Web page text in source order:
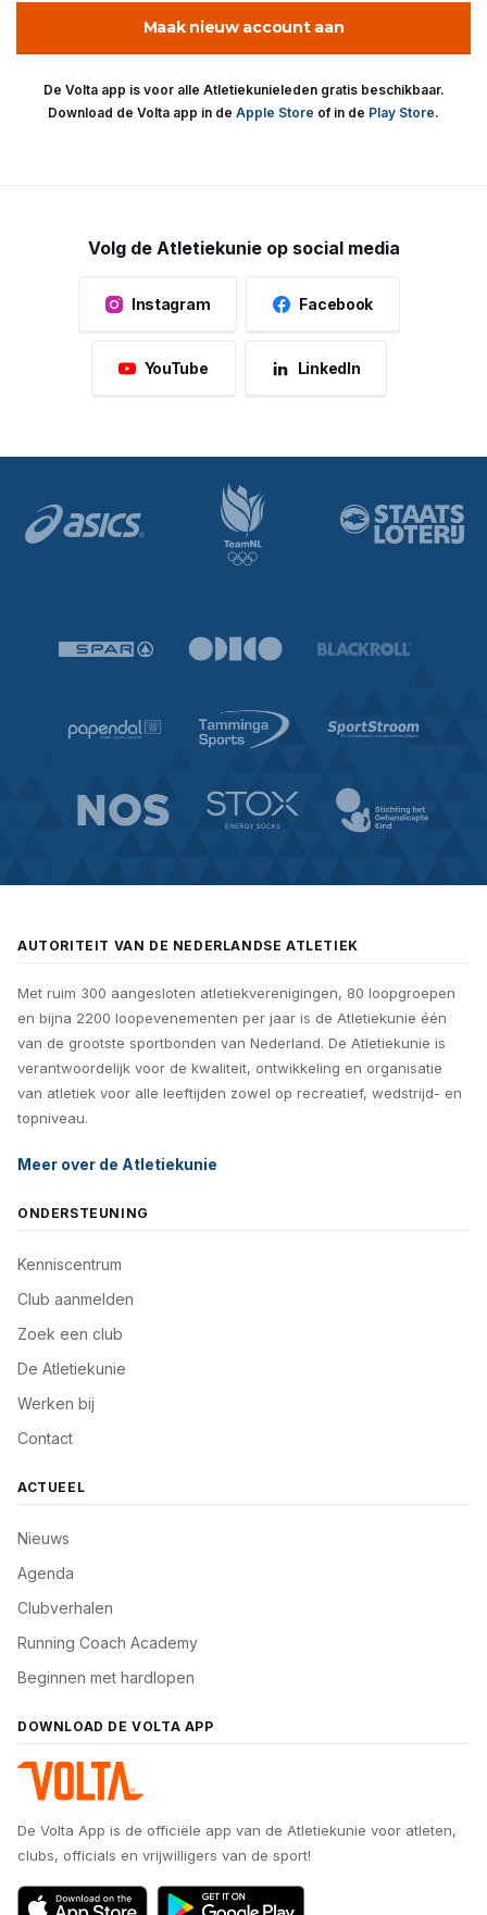
Maak nieuw account aan
De Volta app is voor alle Atletiekunieleden gratis beschikbaar.
Download de Volta app in de Apple Store of in de Play Store.
Volg de Atletiekunie op social media
Instagram Facebook
YouTube LinkedIn
AUTORITEIT VAN DE NEDERLANDSE ATLETIEK
Met ruim 300 aangesloten atletiekverenigingen, 80 loopgroepen
en bijna 2200 loopevenementen per jaar is de Atletiekunie één
van de grootste sportbonden van Nederland. De Atletiekunie is
verantwoordelijk voor de kwaliteit, ontwikkeling en organisatie
van atletiek voor alle leeftijden zowel op recreatief, wedstrijd- en
topniveau.
Meer over de Atletiekunie
ONDERSTEUNING
Kenniscentrum
Club aanmelden
Zoek een club
De Atletiekunie
Werken bij
Contact
ACTUEEL
Nieuws
Agenda
Clubverhalen
Running Coach Academy
Beginnen met hardlopen
DOWNLOAD DE VOLTA APP
De Volta App is de officiële app van de Atletiekunie voor atleten,
clubs, officials en vrijwilligers van de sport!